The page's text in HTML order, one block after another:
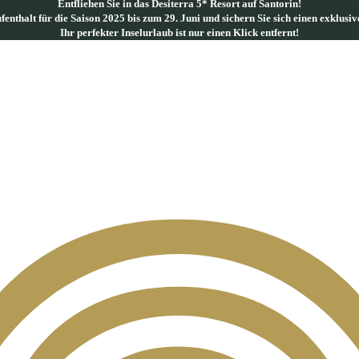
Entfliehen Sie in das Desiterra 5* Resort auf Santorin!
für die Saison 2025 bis zum 29. Juni und sichern Sie sich einen
Ihr perfekter Inselurlaub ist nur einen Klick entfernt!